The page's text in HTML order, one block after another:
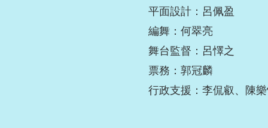
平面設計：呂佩盈
編舞：何翠亮
舞台監督：呂懌之
票務：郭冠麟
行政支援：李侃叡、陳